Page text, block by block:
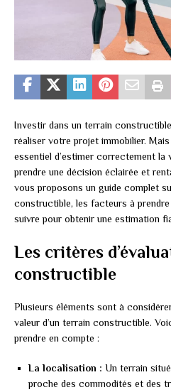
Investir dans un terrain
réaliser votre projet immobilier.
essentiel d’estimer correctement la
prendre une décision éclairée et
vous proposons un guide complet
constructible, les facteurs à
suivre pour obtenir une estimation
Les critères
constructible
Plusieurs éléments sont à
valeur d’un terrain constructible.
prendre en compte :
La localisation : Un terrain
proche des commodités et des